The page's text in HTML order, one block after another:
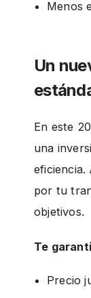
Menos
Un
En este
una
por tu
objetivos.
Te
Precio